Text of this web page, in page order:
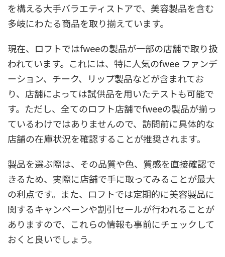
を構える大手バラエティストアで、美容製品を含む
多岐にわたる商品を取り揃えています。
現在、ロフトではfweeの製品が一部の店舗で取り扱
われています。これには、特に人気のfwee ファンデ
ーション、チーク、リップ製品などが含まれてお
り、店舗によっては試供品を用いたテストも可能で
す。ただし、全てのロフト店舗でfweeの製品が揃っ
ているわけではありませんので、訪問前に具体的な
店舗の在庫状況を確認することが推奨されます。
製品を選ぶ際は、その品質や色、質感を直接確認で
きるため、実際に店舗で手に取ってみることが最大
の利点です。また、ロフトでは定期的に美容製品に
関するキャンペーンや割引セールが行われることが
ありますので、これらの情報も事前にチェックして
おくと良いでしょう。